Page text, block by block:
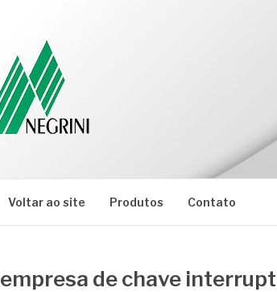
Voltar ao site Produtos Contato
empresa de chave